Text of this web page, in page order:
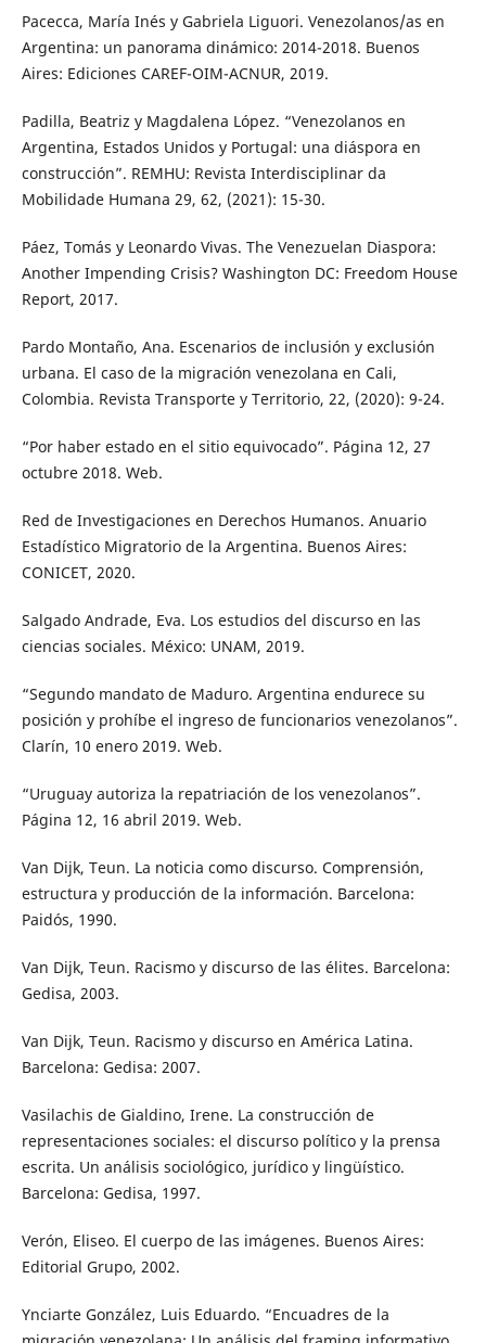
Pacecca, María Inés y Gabriela Liguori. Venezolanos/as en
Argentina: un panorama dinámico: 2014-2018. Buenos
Aires: Ediciones CAREF-OIM-ACNUR, 2019.
Padilla, Beatriz y Magdalena López. “Venezolanos en
Argentina, Estados Unidos y Portugal: una diáspora en
construcción”. REMHU: Revista Interdisciplinar da
Mobilidade Humana 29, 62, (2021): 15-30.
Páez, Tomás y Leonardo Vivas. The Venezuelan Diaspora:
Another Impending Crisis? Washington DC: Freedom House
Report, 2017.
Pardo Montaño, Ana. Escenarios de inclusión y exclusión
urbana. El caso de la migración venezolana en Cali,
Colombia. Revista Transporte y Territorio, 22, (2020): 9-24.
“Por haber estado en el sitio equivocado”. Página 12, 27
octubre 2018. Web.
Red de Investigaciones en Derechos Humanos. Anuario
Estadístico Migratorio de la Argentina. Buenos Aires:
CONICET, 2020.
Salgado Andrade, Eva. Los estudios del discurso en las
ciencias sociales. México: UNAM, 2019.
“Segundo mandato de Maduro. Argentina endurece su
posición y prohíbe el ingreso de funcionarios venezolanos”.
Clarín, 10 enero 2019. Web.
“Uruguay autoriza la repatriación de los venezolanos”.
Página 12, 16 abril 2019. Web.
Van Dijk, Teun. La noticia como discurso. Comprensión,
estructura y producción de la información. Barcelona:
Paidós, 1990.
Van Dijk, Teun. Racismo y discurso de las élites. Barcelona:
Gedisa, 2003.
Van Dijk, Teun. Racismo y discurso en América Latina.
Barcelona: Gedisa: 2007.
Vasilachis de Gialdino, Irene. La construcción de
representaciones sociales: el discurso político y la prensa
escrita. Un análisis sociológico, jurídico y lingüístico.
Barcelona: Gedisa, 1997.
Verón, Eliseo. El cuerpo de las imágenes. Buenos Aires:
Editorial Grupo, 2002.
Ynciarte González, Luis Eduardo. “Encuadres de la